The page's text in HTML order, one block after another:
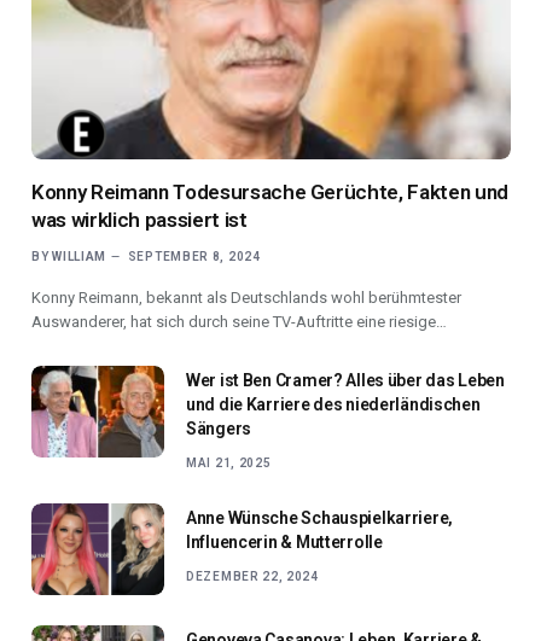
Konny Reimann Todesursache Gerüchte, Fakten und
was wirklich passiert ist
BY WILLIAM SEPTEMBER 8, 2024
Konny Reimann, bekannt als Deutschlands wohl berühmtester
Auswanderer, hat sich durch seine TV-Auftritte eine riesige…
Wer ist Ben Cramer? Alles über das Leben
und die Karriere des niederländischen
Sängers
MAI 21, 2025
Anne Wünsche Schauspielkarriere,
Influencerin & Mutterrolle
DEZEMBER 22, 2024